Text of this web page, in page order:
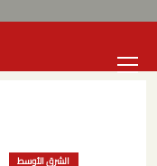
الرئيسية
الشرق الأوسط